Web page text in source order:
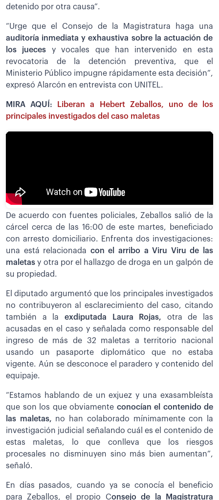
detenido por otra causa”.
“Urge que el Consejo de la Magistratura haga una
auditoría inmediata y exhaustiva sobre la actuación de
los jueces y vocales que han intervenido en esta
revocatoria de la detención preventiva, que el
Ministerio Público impugne rápidamente esta decisión”,
expresó Alarcón en entrevista con UNITEL.
MIRA AQUÍ:
Liberan a Hebert Zeballos, uno de los
principales investigados del caso maletas
De acuerdo con fuentes policiales, Zeballos salió de la
cárcel cerca de las 16:00 de este martes, beneficiado
con arresto domiciliario. Enfrenta dos investigaciones:
una está relacionada con el arribo a Viru Viru de las
maletas y otra por el hallazgo de droga en un galpón de
su propiedad.
El diputado argumentó que los principales investigados
no contribuyeron al esclarecimiento del caso, citando
también a la exdiputada Laura Rojas, otra de las
acusadas en el caso y señalada como responsable del
ingreso de más de 32 maletas a territorio nacional
usando un pasaporte diplomático que no estaba
vigente. Aún se desconoce el paradero y contenido del
equipaje.
“Estamos hablando de un exjuez y una exasambleísta
que son los que obviamente conocían el contenido de
las maletas, no han colaborado mínimamente con la
investigación judicial señalando cuál es el contenido de
estas maletas, lo que conlleva que los riesgos
procesales no disminuyen sino más bien aumentan”,
señaló.
En días pasados, cuando ya se conocía el beneficio
para Zeballos, el propio Consejo de la Magistratura